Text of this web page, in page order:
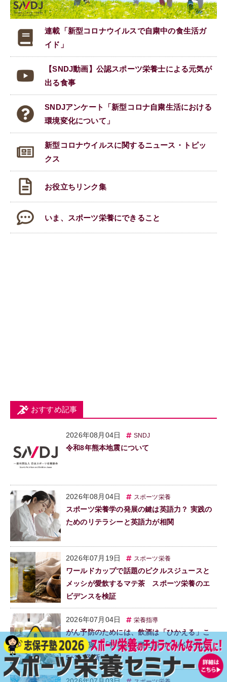
連載「新型コロナウイルスで自粛中の食生活ガ
イド」
【SNDJ動画】公認スポーツ栄養士による元気が
出る食事
SNDJアンケート「新型コロナ自粛生活における
環境変化について」
新型コロナウイルスに関するニュース・トピッ
クス
お役立ちリンク集
いま、スポーツ栄養にできること
おすすめ記事
2026年08月04日 SNDJ
令和8年熊本地震について
2026年08月04日 スポーツ栄養
スポーツ栄養学の発展の鍵は英語力？ 実践の
ためのリテラシーと英語力が相関
2026年07月19日 スポーツ栄養
ワールドカップで話題のピクルスジュースと
メッシが愛飲するマテ茶 スポーツ栄養のエ
ビデンスを検証
2026年07月04日 栄養指導
がん予防のためには、飲酒は「ひかえる」こ
とを推奨 「科学的根拠に基づくがん予防法
5+1」刷新